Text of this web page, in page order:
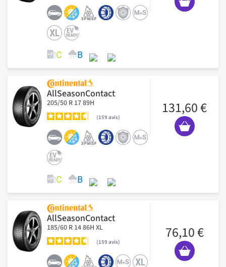
AllSeasonContact
205/50 R 17 89H
159 avis
131,60 €
AllSeasonContact
185/60 R 14 86H XL
159 avis
76,10 €